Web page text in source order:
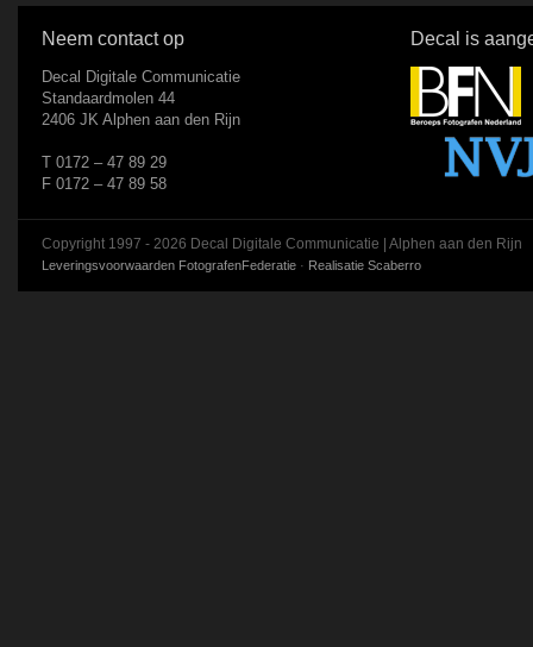
Neem contact op
Decal Digitale Communicatie
Standaardmolen 44
2406 JK Alphen aan den Rijn
T 0172 – 47 89 29
F 0172 – 47 89 58
Decal is
Copyright 1997 - 2026 Decal Digitale Communicatie | Alphen aan den Rijn
Leveringsvoorwaarden FotografenFederatie · Realisatie Scaberro